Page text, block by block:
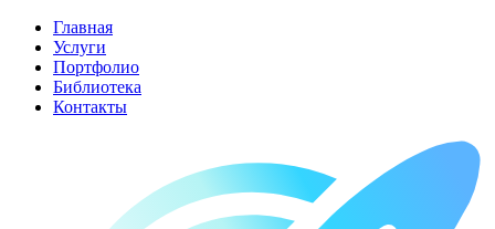
Главная
Услуги
Портфолио
Библиотека
Контакты